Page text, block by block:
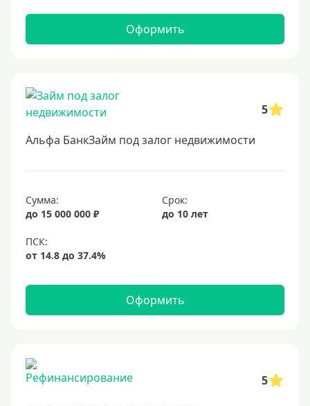
Оформить
5
Альфа БанкЗайм под залог недвижимости
Сумма:
до 15 000 000 ₽
Срок:
до 10 лет
Оформить
5